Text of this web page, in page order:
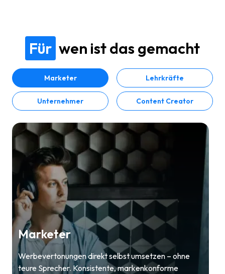
Für wen ist das gemacht
Marketer Lehrkräfte
Unternehmer Content Creator
Marketer
Werbevertonungen direkt selbst umsetzen – ohne
teure Sprecher. Konsistente, markenkonforme